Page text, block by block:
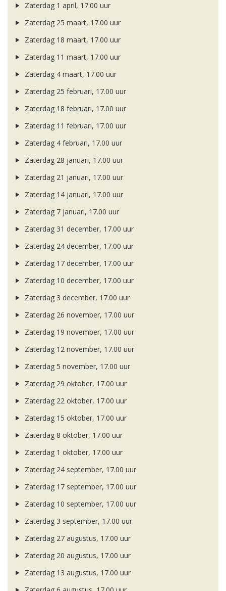
Zaterdag 1 april, 17.00 uur
Zaterdag 25 maart, 17.00 uur
Zaterdag 18 maart, 17.00 uur
Zaterdag 11 maart, 17.00 uur
Zaterdag 4 maart, 17.00 uur
Zaterdag 25 februari, 17.00 uur
Zaterdag 18 februari, 17.00 uur
Zaterdag 11 februari, 17.00 uur
Zaterdag 4 februari, 17.00 uur
Zaterdag 28 januari, 17.00 uur
Zaterdag 21 januari, 17.00 uur
Zaterdag 14 januari, 17.00 uur
Zaterdag 7 januari, 17.00 uur
Zaterdag 31 december, 17.00 uur
Zaterdag 24 december, 17.00 uur
Zaterdag 17 december, 17.00 uur
Zaterdag 10 december, 17.00 uur
Zaterdag 3 december, 17.00 uur
Zaterdag 26 november, 17.00 uur
Zaterdag 19 november, 17.00 uur
Zaterdag 12 november, 17.00 uur
Zaterdag 5 november, 17.00 uur
Zaterdag 29 oktober, 17.00 uur
Zaterdag 22 oktober, 17.00 uur
Zaterdag 15 oktober, 17.00 uur
Zaterdag 8 oktober, 17.00 uur
Zaterdag 1 oktober, 17.00 uur
Zaterdag 24 september, 17.00 uur
Zaterdag 17 september, 17.00 uur
Zaterdag 10 september, 17.00 uur
Zaterdag 3 september, 17.00 uur
Zaterdag 27 augustus, 17.00 uur
Zaterdag 20 augustus, 17.00 uur
Zaterdag 13 augustus, 17.00 uur